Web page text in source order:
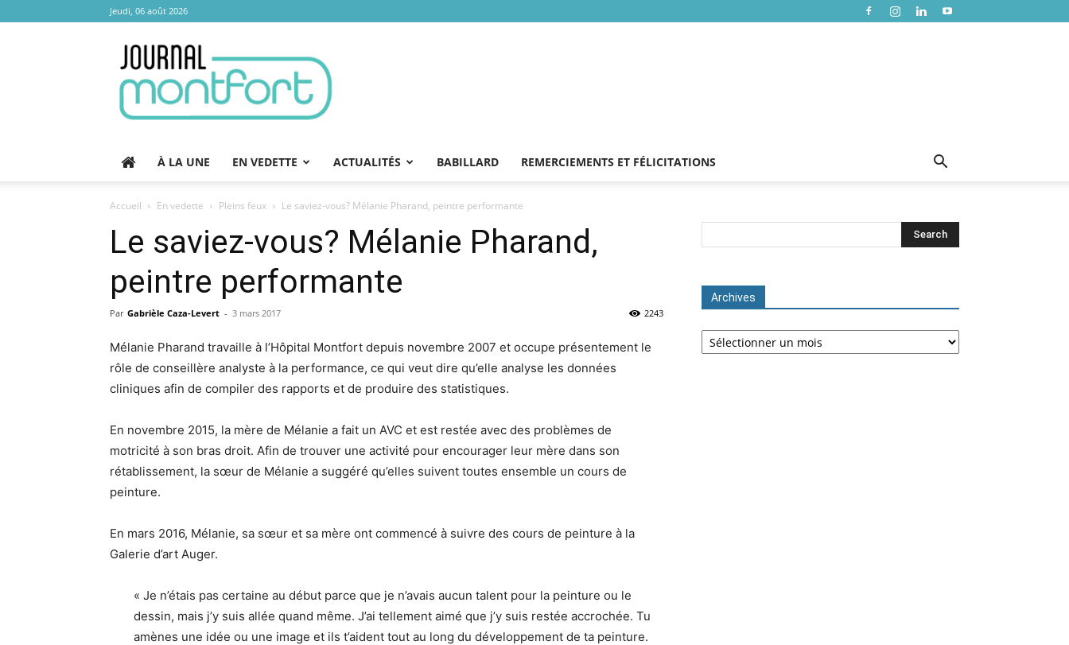
Jeudi, 06 août 2026
Montfort
À LA UNE EN VEDETTE ACTUALITÉS BABILLARD REMERCIEMENTS ET FÉLICITATIONS
Accueil En vedette Pleins feux Le saviez-vous? Mélanie Pharand, peintre performante
Le saviez-vous? Mélanie Pharand,
peintre performante
Par Gabrièle Caza-Levert - 3 mars 2017 2243
Mélanie Pharand travaille à l’Hôpital Montfort depuis novembre 2007 et occupe présentement le
rôle de conseillère analyste à la performance, ce qui veut dire qu’elle analyse les données
cliniques afin de compiler des rapports et de produire des statistiques.
En novembre 2015, la mère de Mélanie a fait un AVC et est restée avec des problèmes de
motricité à son bras droit. Afin de trouver une activité pour encourager leur mère dans son
rétablissement, la sœur de Mélanie a suggéré qu’elles suivent toutes ensemble un cours de
peinture.
En mars 2016, Mélanie, sa sœur et sa mère ont commencé à suivre des cours de peinture à la
Galerie d’art Auger.
« Je n’étais pas certaine au début parce que je n’avais aucun talent pour la peinture ou le
dessin, mais j’y suis allée quand même. J’ai tellement aimé que j’y suis restée accrochée. Tu
amènes une idée ou une image et ils t’aident tout au long du développement de ta peinture.
Archives
Archives